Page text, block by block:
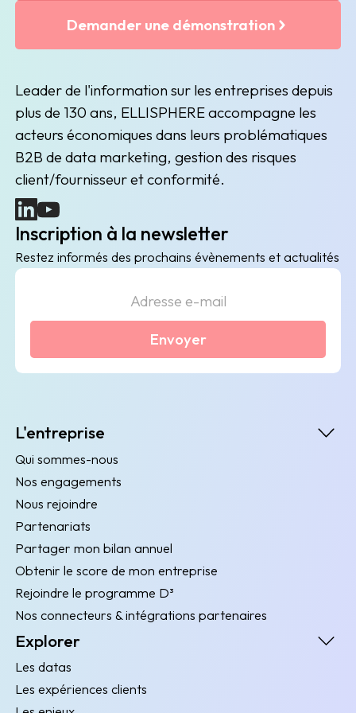
Demander une démonstration
Leader de l'information sur les entreprises depuis
plus de 130 ans, ELLISPHERE accompagne les
acteurs économiques dans leurs problématiques
B2B de data marketing, gestion des risques
client/fournisseur et conformité.
(nouvelle fenêtre)
(nouvelle fenêtre)
Inscription à la newsletter
Restez informés des prochains évènements et actualités
Envoyer
L'entreprise
Qui sommes-nous
Nos engagements
Nous rejoindre
Partenariats
Partager mon bilan annuel
Obtenir le score de mon entreprise
Rejoindre le programme D³
Nos connecteurs & intégrations partenaires
Explorer
Les datas
Les expériences clients